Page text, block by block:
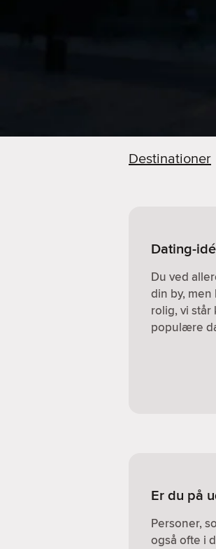
Destinationer
Dating-
Du ved
din by, men
rolig, vi
populære
Er du på
Personer,
også ofte i